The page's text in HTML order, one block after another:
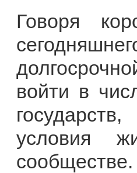
Говоря
войти в
условия
сообществе.